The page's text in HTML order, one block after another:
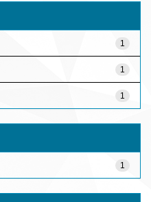
1
1
1
1